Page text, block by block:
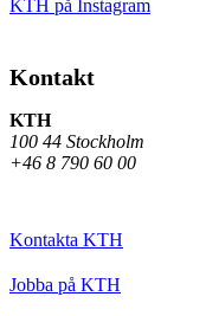
KTH på Instagram
Kontakt
KTH
100 44 Stockholm
+46 8 790 60 00
Kontakta KTH
Jobba på KTH